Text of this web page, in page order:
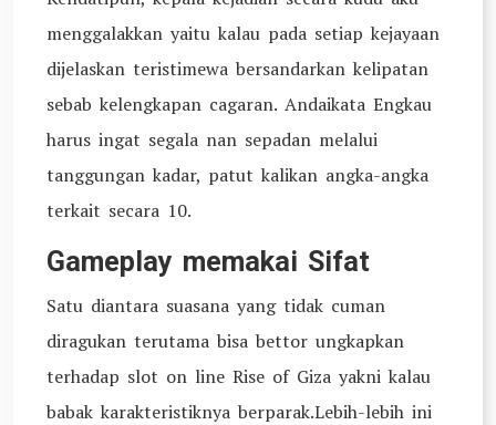
menggalakkan yaitu kalau pada setiap kejayaan
dijelaskan teristimewa bersandarkan kelipatan
sebab kelengkapan cagaran. Andaikata Engkau
harus ingat segala nan sepadan melalui
tanggungan kadar, patut kalikan angka-angka
terkait secara 10.
Gameplay memakai Sifat
Satu diantara suasana yang tidak cuman
diragukan terutama bisa bettor ungkapkan
terhadap slot on line Rise of Giza yakni kalau
babak karakteristiknya berparak.Lebih-lebih ini